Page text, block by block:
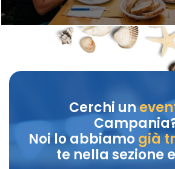
Cerchi un
Noi lo abbiamo già
te nella sezione